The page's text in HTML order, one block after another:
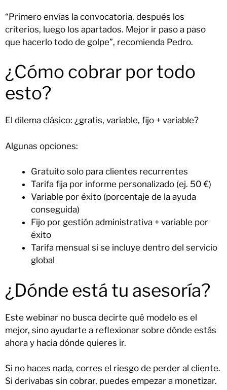
“Primero envías la convocatoria, después los
criterios, luego los apartados. Mejor ir paso a paso
que hacerlo todo de golpe”, recomienda Pedro.
¿Cómo cobrar por todo
esto?
El dilema clásico: ¿gratis, variable, fijo + variable?
Algunas opciones:
Gratuito solo para clientes recurrentes
Tarifa fija por informe personalizado (ej. 50 €)
Variable por éxito (porcentaje de la ayuda
conseguida)
Fijo por gestión administrativa + variable por
éxito
Tarifa mensual si se incluye dentro del servicio
global
¿Dónde está tu asesoría?
Este webinar no busca decirte qué modelo es el
mejor, sino ayudarte a reflexionar sobre dónde estás
ahora y hacia dónde quieres ir.
Si no haces nada, corres el riesgo de perder al cliente.
Si derivabas sin cobrar, puedes empezar a monetizar.